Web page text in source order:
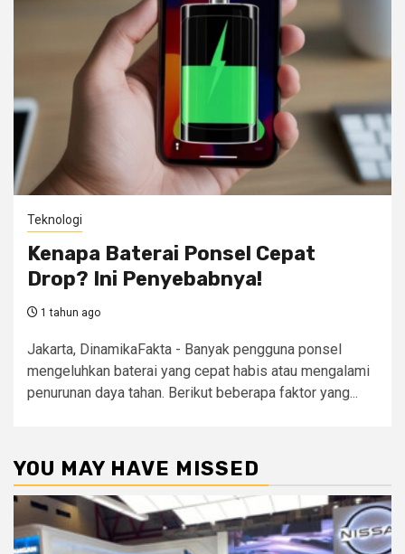
Teknologi
Kenapa Baterai Ponsel Cepat
Drop? Ini Penyebabnya!
1 tahun ago
Jakarta, DinamikaFakta - Banyak pengguna ponsel
mengeluhkan baterai yang cepat habis atau mengalami
penurunan daya tahan. Berikut beberapa faktor yang...
YOU MAY HAVE MISSED